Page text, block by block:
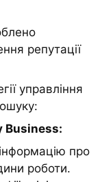
репутації
управління
Business:
про
роботи.